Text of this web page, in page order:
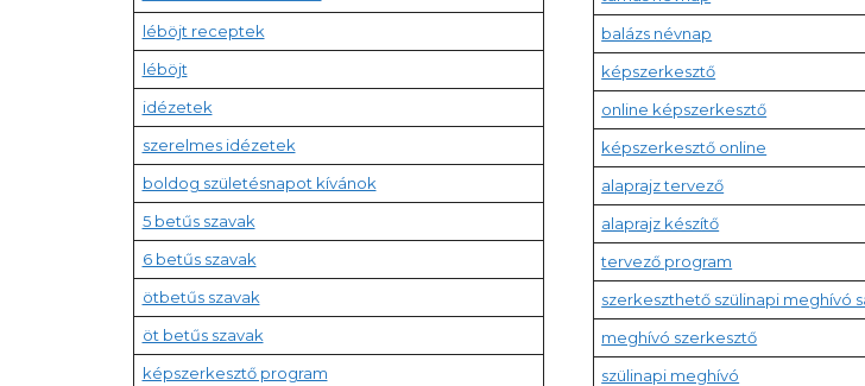
léböjt receptek
léböjt
idézetek
szerelmes idézetek
boldog születésnapot kívánok
5 betűs szavak
6 betűs szavak
ötbetűs szavak
öt betűs szavak
képszerkesztő program
balázs névnap
képszerkesztő
online képszerkesztő
képszerkesztő online
alaprajz tervező
alaprajz készítő
tervező program
szerkeszthető szülinapi meghívó
meghívó szerkesztő
szülinapi meghívó